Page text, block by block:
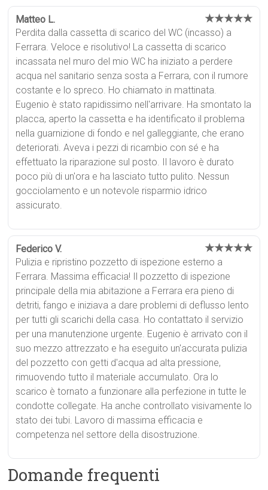
Matteo L. ★★★★★
Perdita dalla cassetta di scarico del WC (incasso) a
Ferrara. Veloce e risolutivo! La cassetta di scarico
incassata nel muro del mio WC ha iniziato a perdere
acqua nel sanitario senza sosta a Ferrara, con il rumore
costante e lo spreco. Ho chiamato in mattinata.
Eugenio è stato rapidissimo nell'arrivare. Ha smontato la
placca, aperto la cassetta e ha identificato il problema
nella guarnizione di fondo e nel galleggiante, che erano
deteriorati. Aveva i pezzi di ricambio con sé e ha
effettuato la riparazione sul posto. Il lavoro è durato
poco più di un'ora e ha lasciato tutto pulito. Nessun
gocciolamento e un notevole risparmio idrico
assicurato.
Federico V. ★★★★★
Pulizia e ripristino pozzetto di ispezione esterno a
Ferrara. Massima efficacia! Il pozzetto di ispezione
principale della mia abitazione a Ferrara era pieno di
detriti, fango e iniziava a dare problemi di deflusso lento
per tutti gli scarichi della casa. Ho contattato il servizio
per una manutenzione urgente. Eugenio è arrivato con il
suo mezzo attrezzato e ha eseguito un'accurata pulizia
del pozzetto con getti d'acqua ad alta pressione,
rimuovendo tutto il materiale accumulato. Ora lo
scarico è tornato a funzionare alla perfezione in tutte le
condotte collegate. Ha anche controllato visivamente lo
stato dei tubi. Lavoro di massima efficacia e
competenza nel settore della disostruzione.
Domande frequenti